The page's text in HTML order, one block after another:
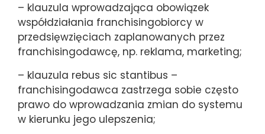
– klauzula wprowadzająca obowiązek
współdziałania franchisingobiorcy w
przedsięwzięciach zaplanowanych przez
franchisingodawcę, np. reklama, marketing;
– klauzula rebus sic stantibus –
franchisingodawca zastrzega sobie często
prawo do wprowadzania zmian do systemu
w kierunku jego ulepszenia;